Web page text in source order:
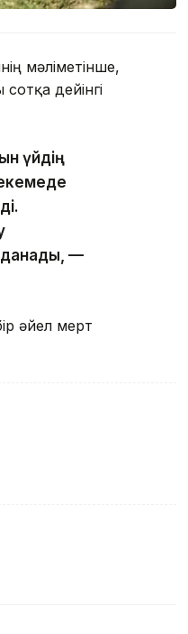
мәліметінше,
дейінгі
үйдің
—
әйел мерт